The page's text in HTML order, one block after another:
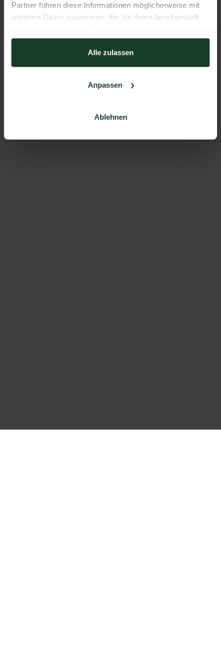
Partner führen diese Informationen möglicherweise mit
weiteren Daten zusammen, die Sie ihnen bereitgestellt
gesammelt haben.
Alle zulassen
Anpassen
Ablehnen